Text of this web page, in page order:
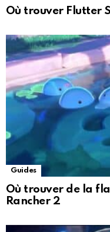
Où trouver Flutter
Guides
Où trouver de la
Rancher 2